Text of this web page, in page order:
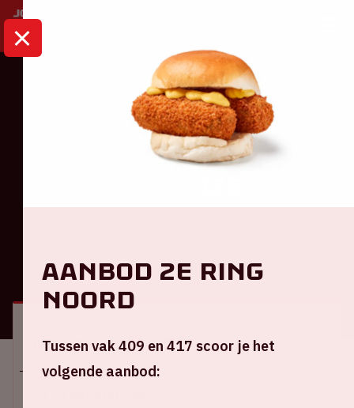
KALENDER AMF 2025
Dance
ALGEMEEN BEZOEKERSINFORMATIE
Locatie en tijd
Aanbod 2e ring
Noord
Tussen vak 409 en 417 scoor je het
volgende aanbod: